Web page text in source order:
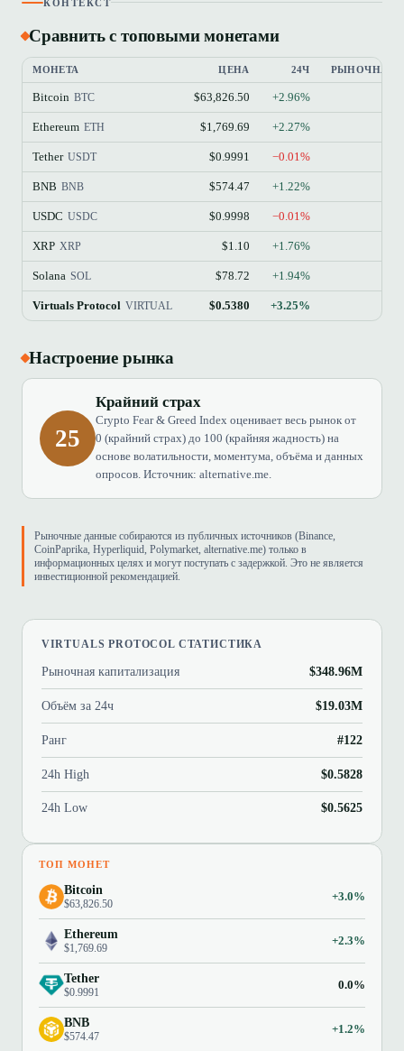
КОНТЕКСТ
Сравнить с топовыми монетами
МОНЕТА ЦЕНА 24Ч РЫНОЧНАЯ
Bitcoin BTC $63,826.50 +2.96%
Ethereum ETH $1,769.69 +2.27%
Tether USDT $0.9991 −0.01%
BNB BNB $574.47 +1.22%
USDC USDC $0.9998 −0.01%
XRP XRP $1.10 +1.76%
Solana SOL $78.72 +1.94%
Virtuals Protocol VIRTUAL $0.5380 +3.25%
Настроение рынка
25
Крайний страх
Crypto Fear & Greed Index оценивает весь рынок от
0 (крайний страх) до 100 (крайняя жадность) на
основе волатильности, моментума, объёма и данных
опросов. Источник: alternative.me.
Рыночные данные собираются из публичных источников (Binance,
CoinPaprika, Hyperliquid, Polymarket, alternative.me) только в
информационных целях и могут поступать с задержкой. Это не является
инвестиционной рекомендацией.
VIRTUALS PROTOCOL СТАТИСТИКА
Рыночная капитализация $348.96M
Объём за 24ч $19.03M
Ранг #122
24h High $0.5828
24h Low $0.5625
ТОП МОНЕТ
Bitcoin
$63,826.50
+3.0%
Ethereum
$1,769.69
+2.3%
Tether
$0.9991
0.0%
BNB
$574.47
+1.2%